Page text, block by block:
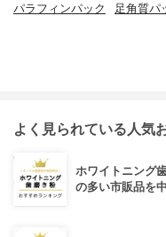
パラフィンパック 足角質パ
よく見られている人気
ホワイトニング
の多い市販品を